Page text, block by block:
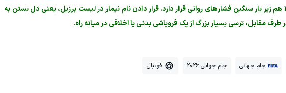
زیر بار سنگین فشارهای روانی قرار دارد. قرار دادن نام نیمار در لیست برزیل، یعنی دل بستن به
مقابل، ترسی بسیار بزرگ از یک فروپاشی بدنی یا اخلاقی در میانه راه.
جام جهانی جام جهانی 2026 فوتبال